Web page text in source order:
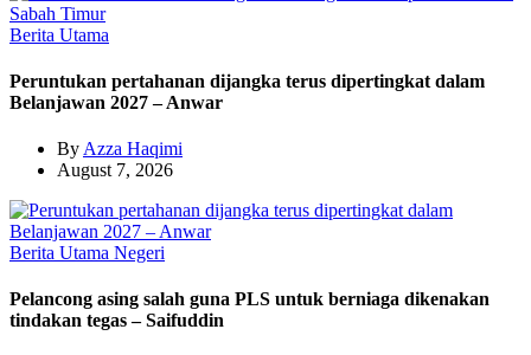
Berita Utama
Peruntukan pertahanan dijangka terus dipertingkat dalam
Belanjawan 2027 – Anwar
By Azza Haqimi
August 7, 2026
Berita Utama Negeri
Pelancong asing salah guna PLS untuk berniaga dikenakan
tindakan tegas – Saifuddin